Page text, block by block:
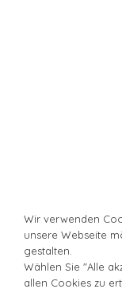
Wir verwenden
unsere Webseite
gestalten.
Wählen Sie "Alle
allen Cookies zu